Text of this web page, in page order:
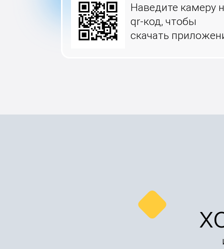
Наведите камеру
qr-код, чтобы
скачать